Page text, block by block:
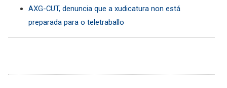
AXG-CUT, denuncia que a xudicatura non está
preparada para o teletraballo